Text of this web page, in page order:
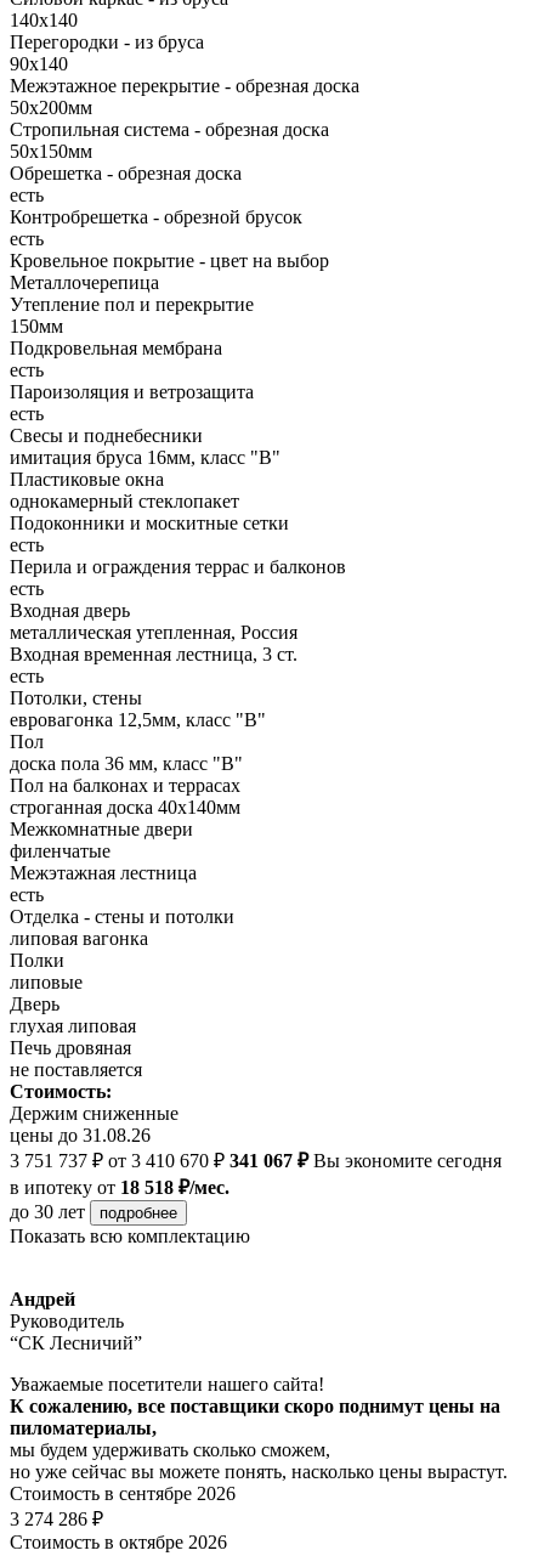
140х140
Перегородки - из бруса
90х140
Межэтажное перекрытие - обрезная доска
50х200мм
Стропильная система - обрезная доска
50х150мм
Обрешетка - обрезная доска
есть
Контробрешетка - обрезной брусок
есть
Кровельное покрытие - цвет на выбор
Металлочерепица
Утепление пол и перекрытие
150мм
Подкровельная мембрана
есть
Пароизоляция и ветрозащита
есть
Свесы и поднебесники
имитация бруса 16мм, класс "В"
Пластиковые окна
однокамерный стеклопакет
Подоконники и москитные сетки
есть
Перила и ограждения террас и балконов
есть
Входная дверь
металлическая утепленная, Россия
Входная временная лестница, 3 ст.
есть
Потолки, стены
евровагонка 12,5мм, класс "В"
Пол
доска пола 36 мм, класс "B"
Пол на балконах и террасах
строганная доска 40х140мм
Межкомнатные двери
филенчатые
Межэтажная лестница
есть
Отделка - стены и потолки
липовая вагонка
Полки
липовые
Дверь
глухая липовая
Печь дровяная
не поставляется
Стоимость:
Держим сниженные
цены до 31.08.26
3 751 737 ₽ от 3 410 670 ₽ 341 067 ₽Вы экономите сегодня
в ипотеку от 18 518 ₽/мес.
до 30 лет
подробнее
Показать всю комплектацию
Андрей
Руководитель
“СК Лесничий”
Уважаемые посетители нашего сайта!
К сожалению, все поставщики скоро поднимут цены на
пиломатериалы,
мы будем удерживать сколько сможем,
но уже сейчас вы можете понять, насколько цены вырастут.
Стоимость в сентябре 2026
3 274 286 ₽
Стоимость в октябре 2026